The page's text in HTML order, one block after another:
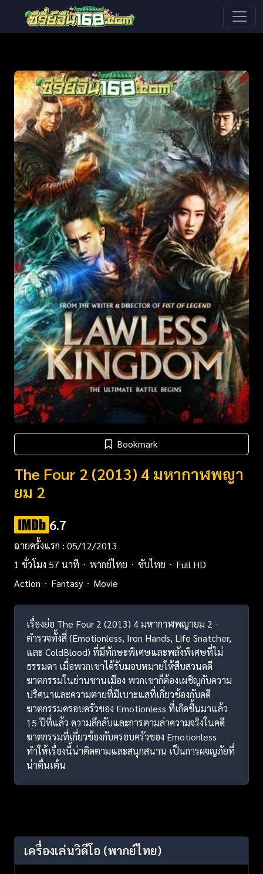
Bookmark
The Four 2 (2013) 4 มหากาฬพญา
ยม 2
6.7
ฉายครั้งแรก : 05/12/2013
1 ชั่วโมง 57 นาที
พากย์ไทย ซับไทย
Full HD
Action
Fantasy Movie
เรื่องย่อ The Four 2 (2013) 4 มหากาฬพญายม 2 -
ตำรวจทั้งสี่ (Emotionless, Iron Hands, Life Snatcher,
และ ColdBlood) ที่มีทักษะพิเศษและพลังพิเศษที่ไม่
ธรรมดา เมื่อพวกเขาได้รับมอบหมายให้สืบสวนคดี
ฆาตกรรมในย่านชานเมือง พวกเขาก็ต้องเผชิญกับความ
ปริศนาและความตายที่มีเบาะแสที่เกี่ยวข้องกับคดี
ฆาตกรรมครอบครัวของ Emotionless ที่เกิดขึ้นมาแล้ว
15 ปีที่แล้ว ความลึกลับและการตามล่าความจริงในคดี
ฆาตกรรมที่เกี่ยวข้องกับครอบครัวของ Emotionless
ทำให้เรื่องนี้น่าติดตามและสนุกสนาน เป็นการผจญภัยที่
น่าตื่นเต้น
เครื่องเล่นวิดีโอ (พากย์ไทย)